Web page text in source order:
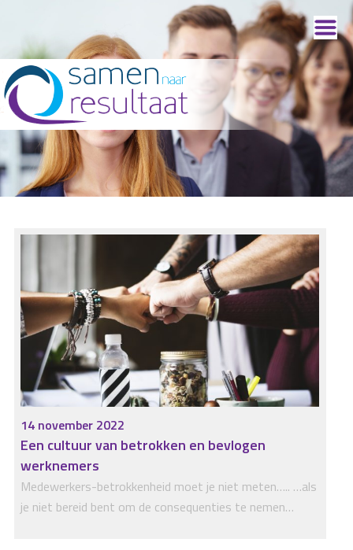
14 november 2022
Een cultuur van betrokken en bevlogen
werknemers
Medewerkers-betrokkenheid moet je niet meten….. …als
je niet bereid bent om de consequenties te nemen…